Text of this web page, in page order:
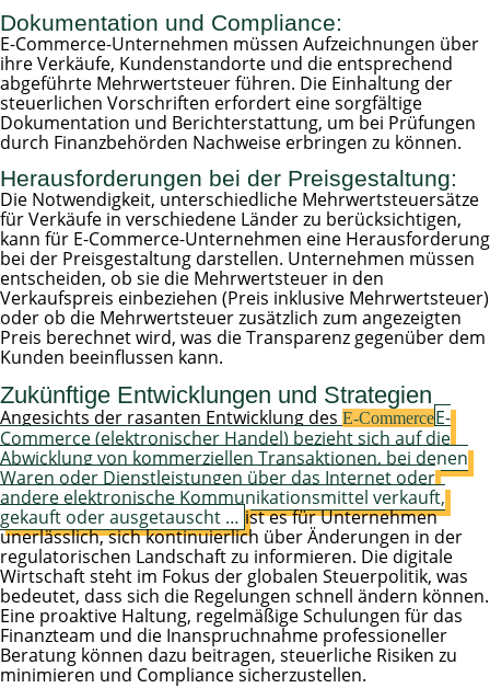
Dokumentation und Compliance:
E-Commerce-Unternehmen müssen Aufzeichnungen über
ihre Verkäufe, Kundenstandorte und die entsprechend
abgeführte Mehrwertsteuer führen. Die Einhaltung der
steuerlichen Vorschriften erfordert eine sorgfältige
Dokumentation und Berichterstattung, um bei Prüfungen
durch Finanzbehörden Nachweise erbringen zu können.
Herausforderungen bei der Preisgestaltung:
Die Notwendigkeit, unterschiedliche Mehrwertsteuersätze
für Verkäufe in verschiedene Länder zu berücksichtigen,
kann für E-Commerce-Unternehmen eine Herausforderung
bei der Preisgestaltung darstellen. Unternehmen müssen
entscheiden, ob sie die Mehrwertsteuer in den
Verkaufspreis einbeziehen (Preis inklusive Mehrwertsteuer)
oder ob die Mehrwertsteuer zusätzlich zum angezeigten
Preis berechnet wird, was die Transparenz gegenüber dem
Kunden beeinflussen kann.
Zukünftige Entwicklungen und Strategien
Angesichts der rasanten Entwicklung des E-CommerceE-
Commerce (elektronischer Handel) bezieht sich auf die
Abwicklung von kommerziellen Transaktionen, bei denen
Waren oder Dienstleistungen über das Internet oder
andere elektronische Kommunikationsmittel verkauft,
gekauft oder ausgetauscht … ist es für Unternehmen
unerlässlich, sich kontinuierlich über Änderungen in der
regulatorischen Landschaft zu informieren. Die digitale
Wirtschaft steht im Fokus der globalen Steuerpolitik, was
bedeutet, dass sich die Regelungen schnell ändern können.
Eine proaktive Haltung, regelmäßige Schulungen für das
Finanzteam und die Inanspruchnahme professioneller
Beratung können dazu beitragen, steuerliche Risiken zu
minimieren und Compliance sicherzustellen.